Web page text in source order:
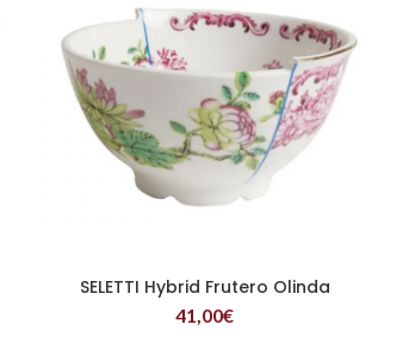
LEER MÁS
SELETTI Hybrid Frutero Olinda
41,00€